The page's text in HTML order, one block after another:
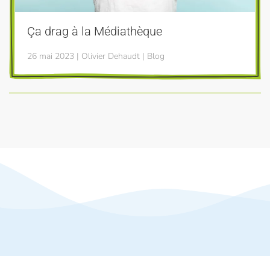
Ça drag à la Médiathèque
26 mai 2023 | Olivier Dehaudt | Blog